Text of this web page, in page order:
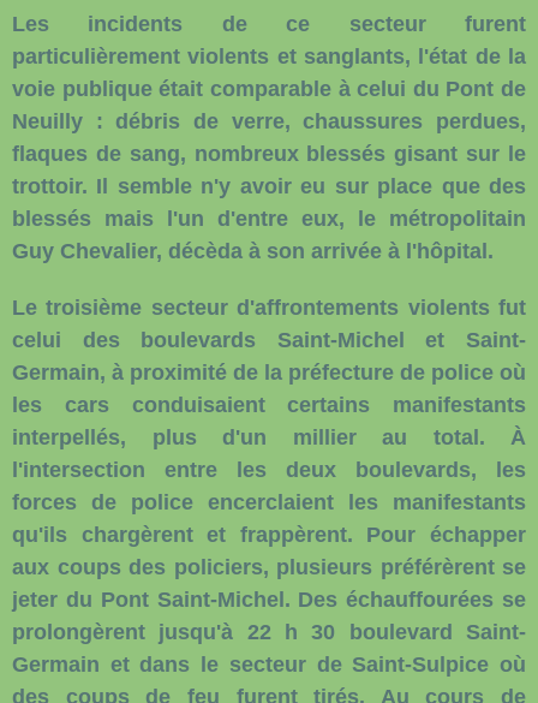
Les incidents de ce secteur furent
particulièrement violents et sanglants, l'état de la
voie publique était comparable à celui du Pont de
Neuilly : débris de verre, chaussures perdues,
flaques de sang, nombreux blessés gisant sur le
trottoir. Il semble n'y avoir eu sur place que des
blessés mais l'un d'entre eux, le métropolitain
Guy Chevalier, décèda à son arrivée à l'hôpital.
Le troisième secteur d'affrontements violents fut
celui des boulevards Saint-Michel et Saint-
Germain, à proximité de la préfecture de police où
les cars conduisaient certains manifestants
interpellés, plus d'un millier au total. À
l'intersection entre les deux boulevards, les
forces de police encerclaient les manifestants
qu'ils chargèrent et frappèrent. Pour échapper
aux coups des policiers, plusieurs préférèrent se
jeter du Pont Saint-Michel. Des échauffourées se
prolongèrent jusqu'à 22 h 30 boulevard Saint-
Germain et dans le secteur de Saint-Sulpice où
des coups de feu furent tirés. Au cours de